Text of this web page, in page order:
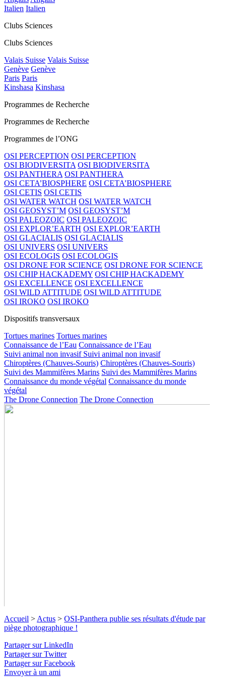
Italien Italien
Clubs Sciences
Clubs Sciences
Valais Suisse Valais Suisse
Genève Genève
Paris Paris
Kinshasa Kinshasa
Programmes de Recherche
Programmes de Recherche
Programmes de l’ONG
OSI PERCEPTION OSI PERCEPTION
OSI BIODIVERSITA OSI BIODIVERSITA
OSI PANTHERA OSI PANTHERA
OSI CETA’BIOSPHERE OSI CETA’BIOSPHERE
OSI CETIS OSI CETIS
OSI WATER WATCH OSI WATER WATCH
OSI GEOSYST’M OSI GEOSYST’M
OSI PALEOZOIC OSI PALEOZOIC
OSI EXPLOR’EARTH OSI EXPLOR’EARTH
OSI GLACIALIS OSI GLACIALIS
OSI UNIVERS OSI UNIVERS
OSI ECOLOGIS OSI ECOLOGIS
OSI DRONE FOR SCIENCE OSI DRONE FOR SCIENCE
OSI CHIP HACKADEMY OSI CHIP HACKADEMY
OSI EXCELLENCE OSI EXCELLENCE
OSI WILD ATTITUDE OSI WILD ATTITUDE
OSI IROKO OSI IROKO
Dispositifs transversaux
Tortues marines Tortues marines
Connaissance de l’Eau Connaissance de l’Eau
Suivi animal non invasif Suivi animal non invasif
Chiroptères (Chauves-Souris) Chiroptères (Chauves-Souris)
Suivi des Mammifères Marins Suivi des Mammifères Marins
Connaissance du monde végétal Connaissance du monde
végétal
The Drone Connection The Drone Connection
Accueil > Actus > OSI-Panthera publie ses résultats d'étude par
piège photographique !
Partager sur LinkedIn
Partager sur Twitter
Partager sur Facebook
Envoyer à un ami